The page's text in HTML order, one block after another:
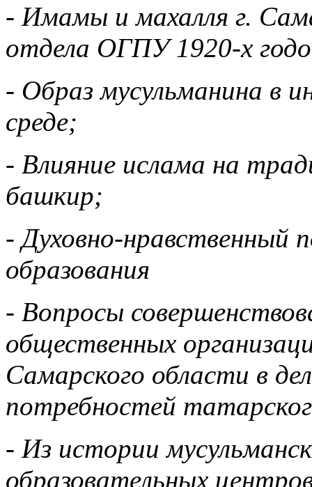
- Имамы и махалля г.
отдела ОГПУ 1920-х
- Образ мусульманина в
среде;
- Влияние ислама на
башкир;
- Духовно-нравственный
образования
- Вопросы
общественных
Самарского области в
потребностей
- Из истории
образовательных